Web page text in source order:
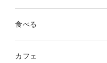
食べる
カフェ